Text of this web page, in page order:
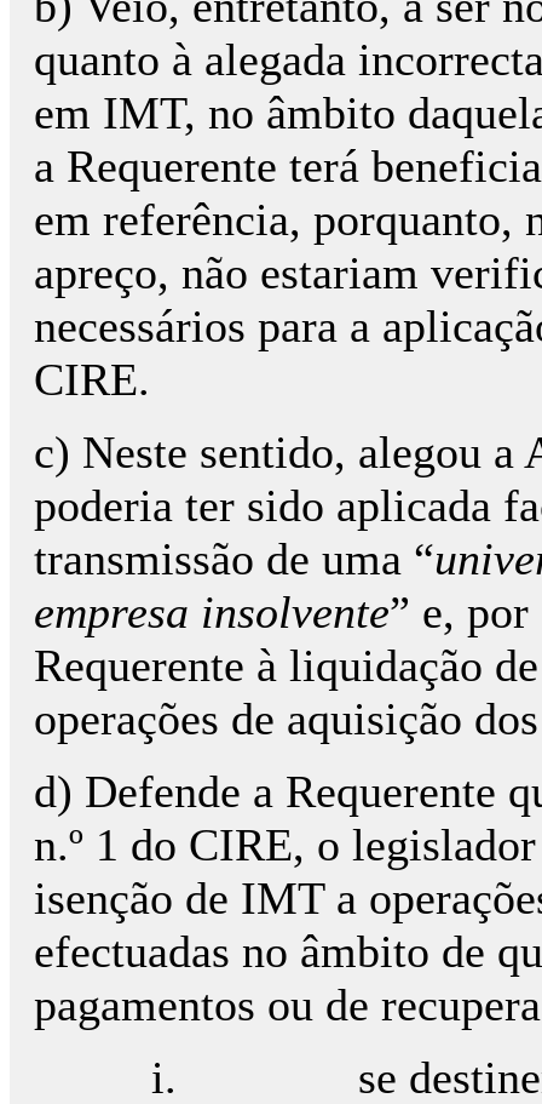
quanto à alegada
em IMT, no âmbito
a Requerente terá
em referência, porquanto,
apreço, não estariam
necessários para a
CIRE.
c) Neste sentido, alegou a
poderia ter sido aplicada
transmissão de uma “
empresa insolvente” e,
Requerente à liquidação
operações de aquisição
d) Defende a Requerente
n.º 1 do CIRE, o
isenção de IMT a
efectuadas no âmbito de
pagamentos ou de
i. se destinem à